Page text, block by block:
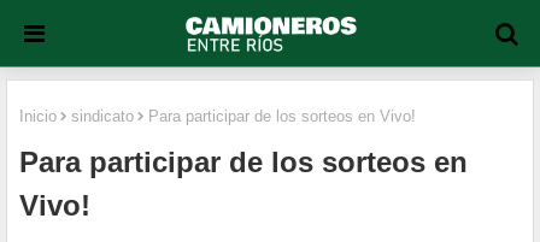
Inicio sindicato Para participar de los sorteos en Vivo!
Para participar de los sorteos en
Vivo!